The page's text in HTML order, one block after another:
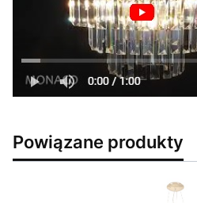
Powiązane produkty